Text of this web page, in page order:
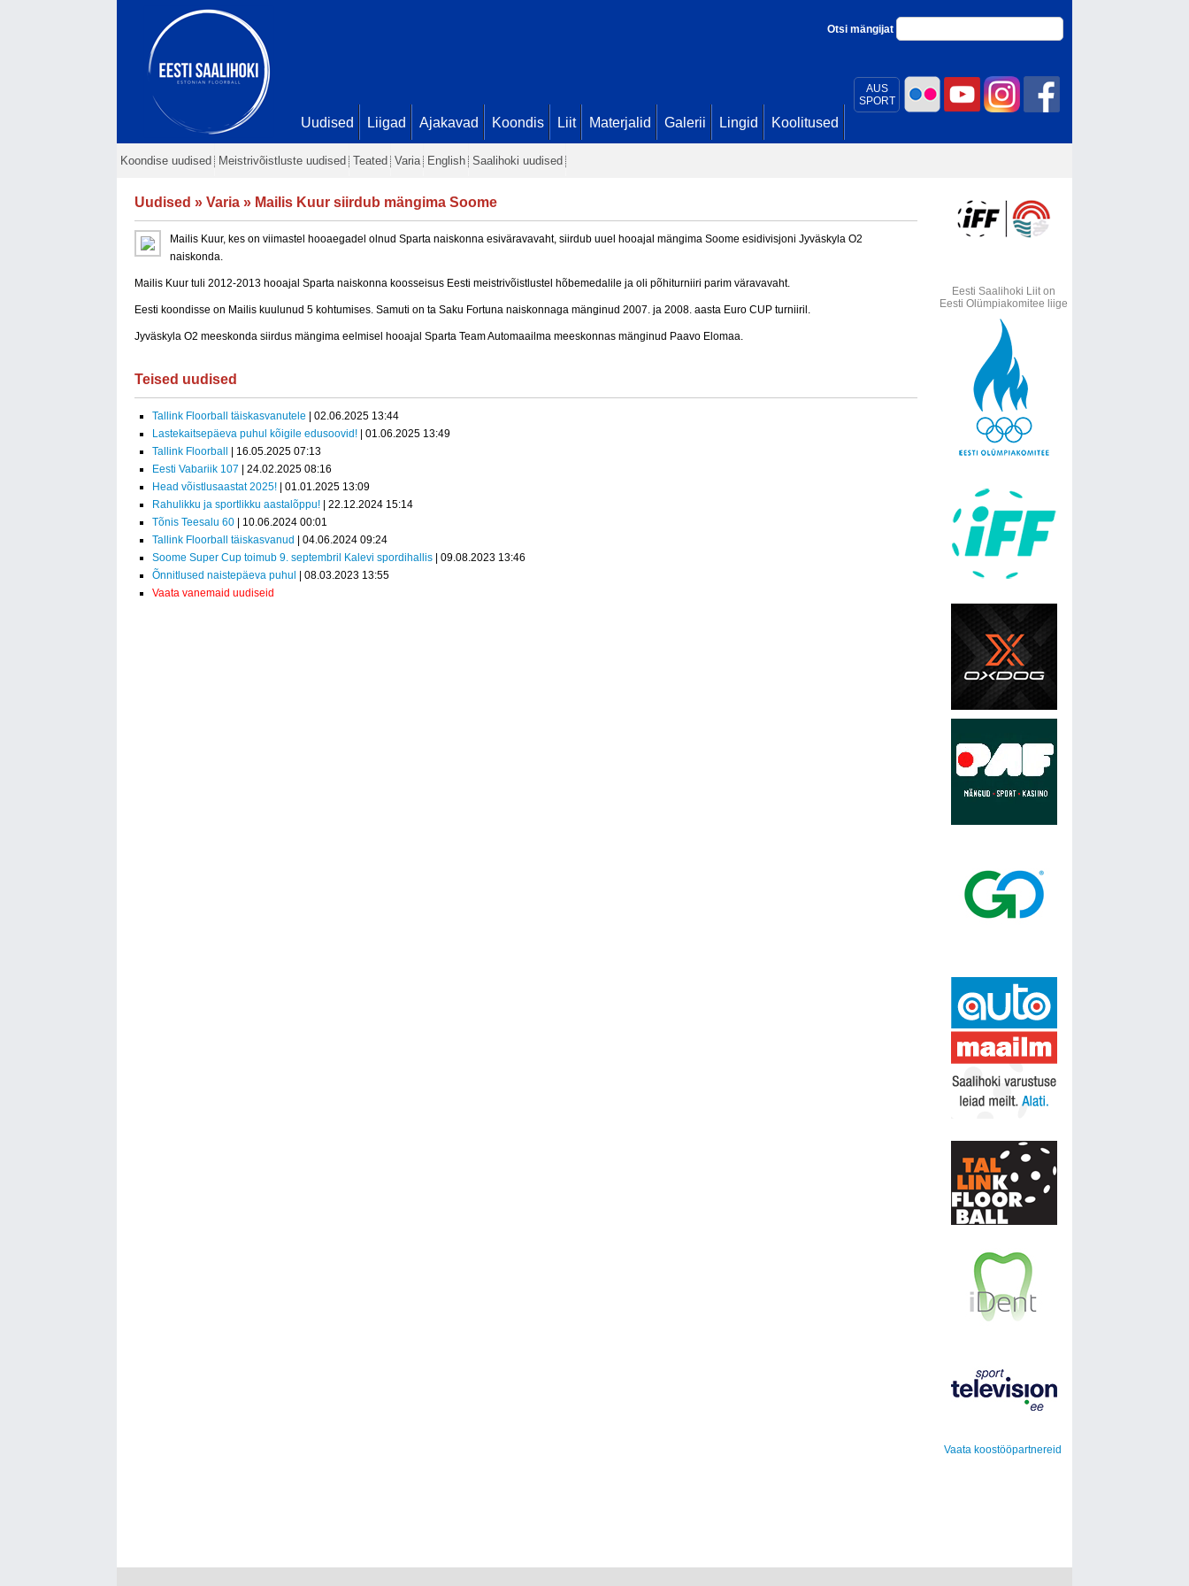
AUS
SPORT
Otsi mängijat
Uudised Liigad Ajakavad Koondis Liit Materjalid Galerii Lingid Koolitused
Koondise uudised Meistrivõistluste uudised Teated Varia English Saalihoki uudised
Uudised » Varia » Mailis Kuur siirdub mängima Soome
Mailis Kuur, kes on viimastel hooaegadel olnud Sparta naiskonna esiväravavaht, siirdub uuel hooajal mängima Soome esidivisjoni Jyväskyla O2
naiskonda.
Mailis Kuur tuli 2012-2013 hooajal Sparta naiskonna koosseisus Eesti meistrivõistlustel hõbemedalile ja oli põhiturniiri parim väravavaht.
Eesti koondisse on Mailis kuulunud 5 kohtumises. Samuti on ta Saku Fortuna naiskonnaga mänginud 2007. ja 2008. aasta Euro CUP turniiril.
Jyväskyla O2 meeskonda siirdus mängima eelmisel hooajal Sparta Team Automaailma meeskonnas mänginud Paavo Elomaa.
Teised uudised
Tallink Floorball täiskasvanutele | 02.06.2025 13:44
Lastekaitsepäeva puhul kõigile edusoovid! | 01.06.2025 13:49
Tallink Floorball
| 16.05.2025 07:13
Eesti Vabariik 107 | 24.02.2025 08:16
Head võistlusaastat 2025! | 01.01.2025 13:09
Rahulikku ja sportlikku aastalõppu! | 22.12.2024 15:14
Tõnis Teesalu 60 | 10.06.2024 00:01
Tallink Floorball täiskasvanud
| 04.06.2024 09:24
Soome Super Cup toimub 9. septembril Kalevi spordihallis | 09.08.2023 13:46
Õnnitlused naistepäeva puhul
| 08.03.2023 13:55
Vaata vanemaid uudiseid
Eesti Saalihoki Liit on
Eesti Olümpiakomitee liige
Vaata koostööpartnereid